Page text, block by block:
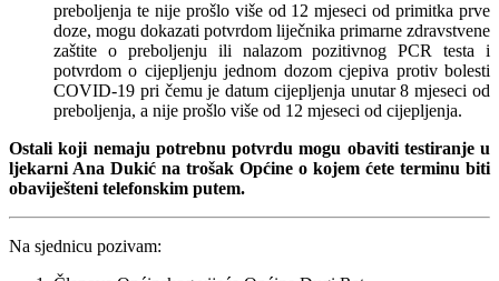
preboljenja te nije prošlo više od 12 mjeseci od primitka prve
doze, mogu dokazati potvrdom liječnika primarne zdravstvene
zaštite o preboljenju ili nalazom pozitivnog PCR testa i
potvrdom o cijepljenju jednom dozom cjepiva protiv bolesti
COVID-19 pri čemu je datum cijepljenja unutar 8 mjeseci od
preboljenja, a nije prošlo više od 12 mjeseci od cijepljenja.
Ostali koji nemaju potrebnu potvrdu mogu obaviti testiranje u
ljekarni Ana Dukić na trošak Općine o kojem ćete terminu biti
obaviješteni telefonskim putem.
Na sjednicu pozivam: